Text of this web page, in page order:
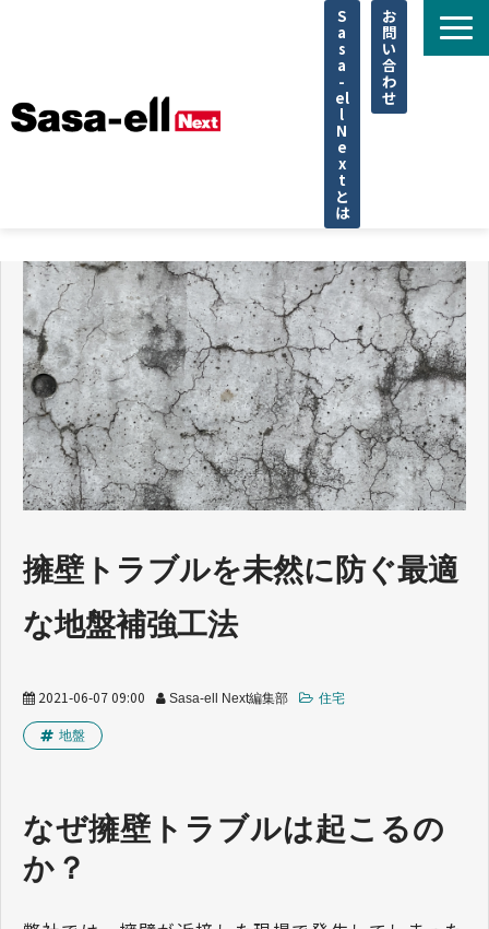
S
a
s
a
-
el
l
N
e
x
t
と
は
お
問
い
合
わ
せ
不動産
専門家
法律
企業取材
セミナー
調査データ
擁壁トラブルを未然に防ぐ最適
な地盤補強工法
2021-06-07 09:00 Sasa-ell Next編集部 住宅
地盤
なぜ擁壁トラブルは起こるの
か？